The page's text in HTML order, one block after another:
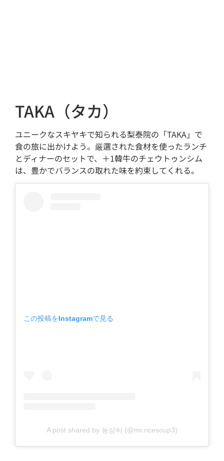
TAKA（タカ）
ユニークなスキヤキで知られる梨泰院の「TAKA」で
食の旅に出かけよう。厳選された食材を使ったランチ
とディナーのセットで、＋1韓牛のチェウトゥンシム
は、豊かでバランスの取れた味を約束してくれる。
この投稿をInstagramで見る
A post shared by 늉삼씨 (@mr.ricesoup3)